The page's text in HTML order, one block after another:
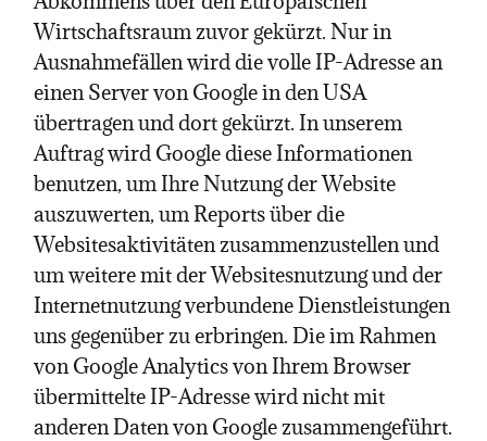
Wirtschaftsraum zuvor gekürzt. Nur in
Ausnahmefällen wird die volle IP-Adresse an
einen Server von Google in den USA
übertragen und dort gekürzt. In unserem
Auftrag wird Google diese Informationen
benutzen, um Ihre Nutzung der Website
auszuwerten, um Reports über die
Websitesaktivitäten zusammenzustellen und
um weitere mit der Websitesnutzung und der
Internetnutzung verbundene Dienstleistungen
uns gegenüber zu erbringen. Die im Rahmen
von Google Analytics von Ihrem Browser
übermittelte IP-Adresse wird nicht mit
anderen Daten von Google zusammengeführt.